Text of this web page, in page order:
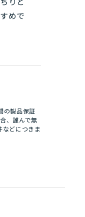
めで
の製品保証
、謹んで無
などにつきま